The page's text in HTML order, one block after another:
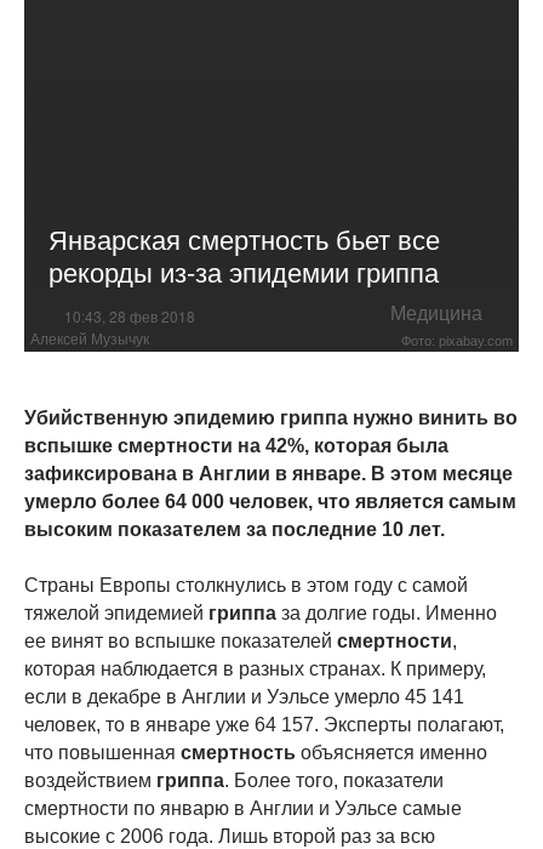
Январская смертность бьет все
рекорды из-за эпидемии гриппа
10:43, 28 фев 2018 Медицина
Алексей Музычук Фото: pixabay.com
Убийственную эпидемию гриппа нужно винить во
вспышке смертности на 42%, которая была
зафиксирована в Англии в январе. В этом месяце
умерло более 64 000 человек, что является самым
высоким показателем за последние 10 лет.
Страны Европы столкнулись в этом году с самой
тяжелой эпидемией гриппа за долгие годы. Именно
ее винят во вспышке показателей смертности,
которая наблюдается в разных странах. К примеру,
если в декабре в Англии и Уэльсе умерло 45 141
человек, то в январе уже 64 157. Эксперты полагают,
что повышенная смертность объясняется именно
воздействием гриппа. Более того, показатели
смертности по январю в Англии и Уэльсе самые
высокие с 2006 года. Лишь второй раз за всю